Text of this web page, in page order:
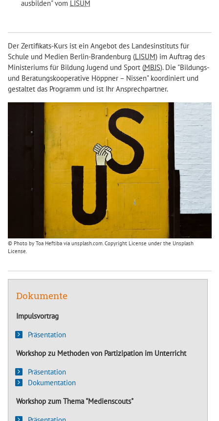
ausbilden" vom LISUM
Der Zertifikats-Kurs ist ein Angebot des Landesinstituts für
Schule und Medien Berlin-Brandenburg (LISUM) im Auftrag des
Ministeriums für Bildung Jugend und Sport (MBJS). Die "Bildungs-
und Beratungskooperative Höppner – Nissen" koordiniert und
gestaltet das Programm und ist Ihr Ansprechpartner.
© Photo by Toa Heftiba via unsplash.com. Copyright License under the Unsplash
License.
Dokumente
Impulsvortrag
Präsentation
Workshop zu Methoden von Partizipation im Unterricht
Präsentation
Dokumentation
Workshop zum Thema "Medienscouts"